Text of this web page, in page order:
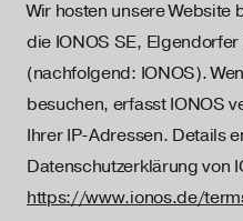
Wir hosten unsere Website
die IONOS SE,
(nachfolgend: IONOS).
besuchen, erfasst IONOS
Ihrer IP-Adressen. Details
Datenschutzerklärung von
https://www.ionos.de/